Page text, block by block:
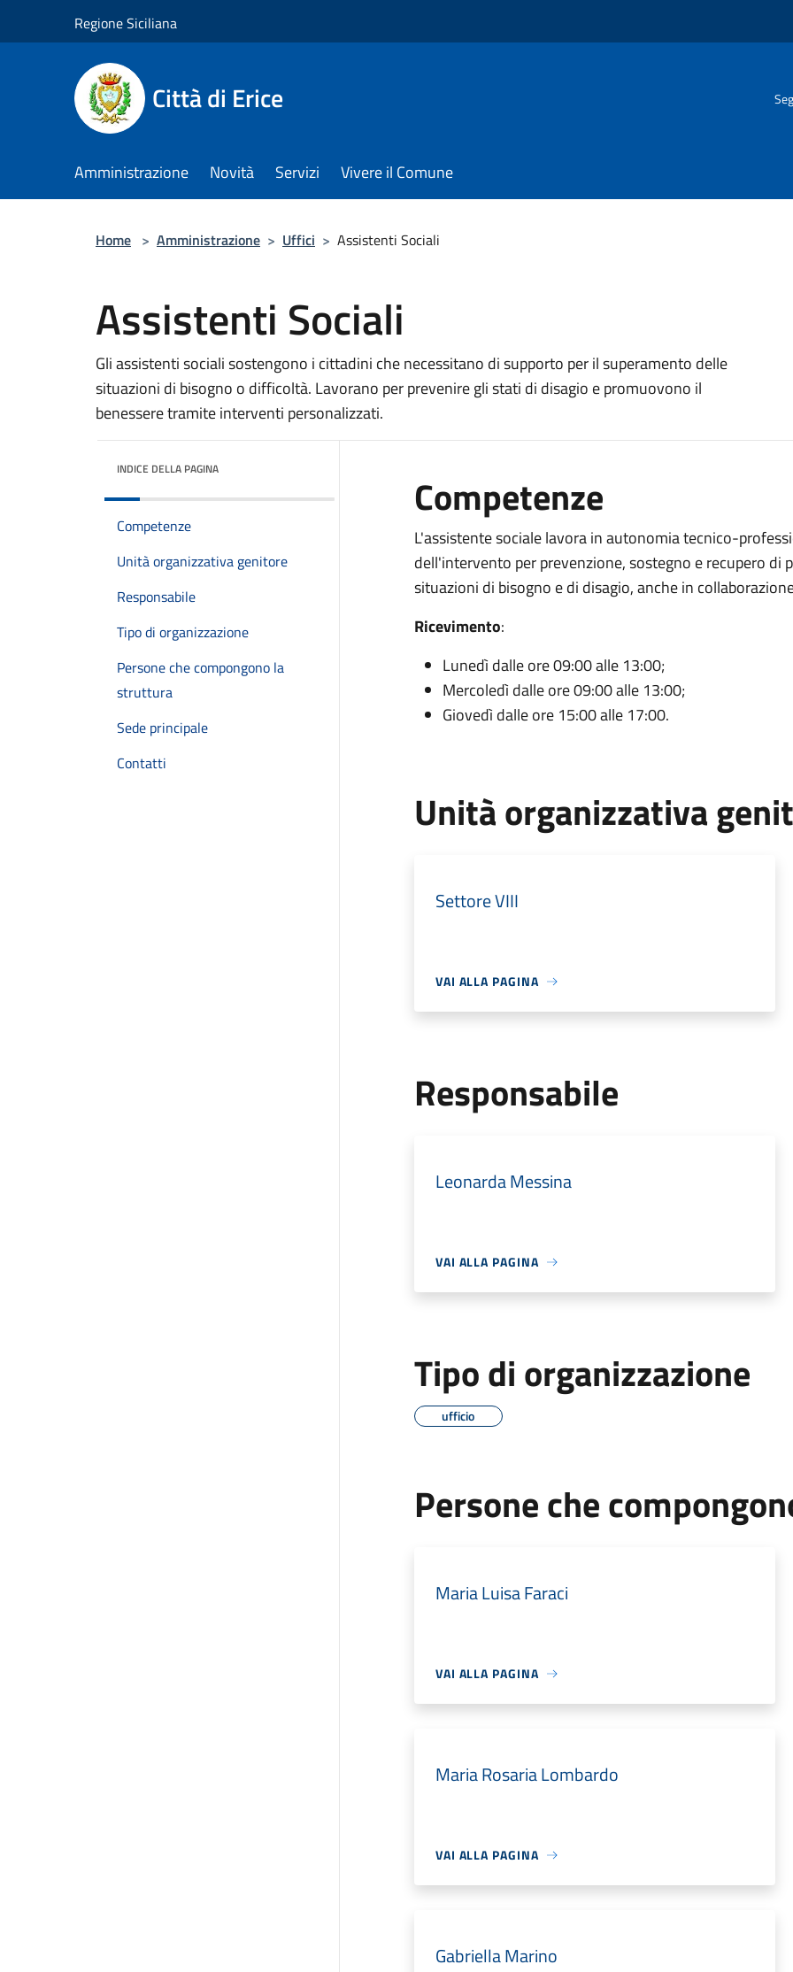
Regione Siciliana
Città di Erice
Amministrazione Novità Servizi Vivere il Comune
Home > Amministrazione > Uffici > Assistenti Sociali
Assistenti Sociali
Gli assistenti sociali sostengono i cittadini che necessitano di supporto per il superamento delle
situazioni di bisogno o difficoltà. Lavorano per prevenire gli stati di disagio e promuovono il
benessere tramite interventi personalizzati.
INDICE DELLA PAGINA
Competenze
Unità organizzativa genitore
Responsabile
Tipo di organizzazione
Persone che compongono la
struttura
Sede principale
Contatti
Competenze
L'assistente sociale lavora in autonomia tecnico-
dell'intervento per prevenzione, sostegno e recupero di
situazioni di bisogno e di disagio, anche in
Ricevimento:
Lunedì dalle ore 09:00 alle 13:00;
Mercoledì dalle ore 09:00 alle 13:00;
Giovedì dalle ore 15:00 alle 17:00.
Unità organizzativa
Settore VIII
VAI ALLA PAGINA
Responsabile
Leonarda Messina
VAI ALLA PAGINA
Tipo di organizzazione
ufficio
Persone che
Maria Luisa Faraci
VAI ALLA PAGINA
Maria Rosaria Lombardo
VAI ALLA PAGINA
Gabriella Marino